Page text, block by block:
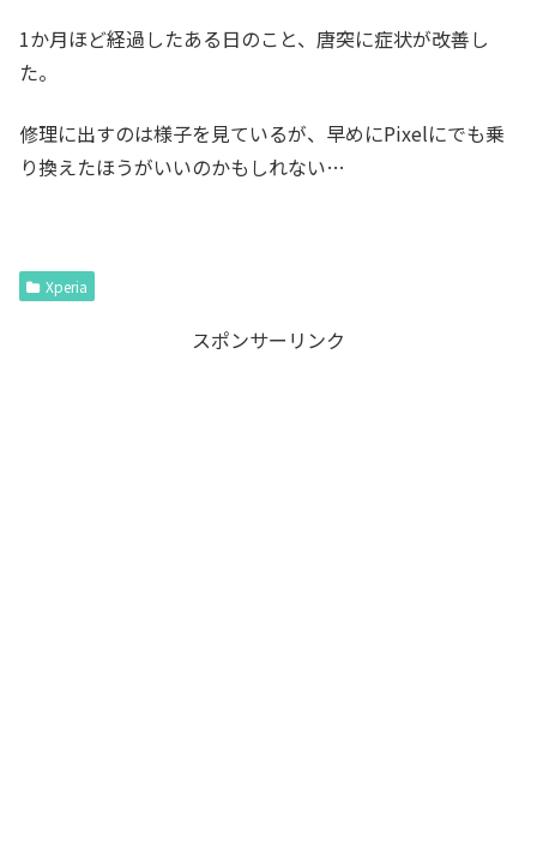
1か月ほど経過したある日のこと、唐突に症状が改善し
た。
修理に出すのは様子を見ているが、早めにPixelにでも乗
り換えたほうがいいのかもしれない…
Xperia
スポンサーリンク